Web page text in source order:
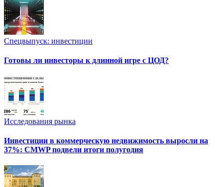
Спецвыпуск: инвестиции
Готовы ли инвесторы к длинной игре с ЦОД?
Исследования рынка
Инвестиции в коммерческую недвижимость выросли на
37%: CMWP подвели итоги полугодия